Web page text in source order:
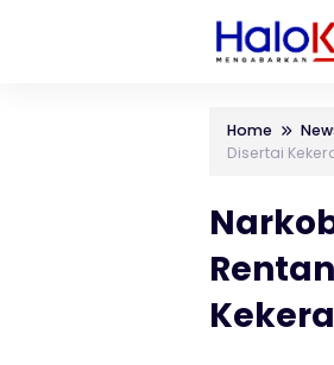
Home
Disertai